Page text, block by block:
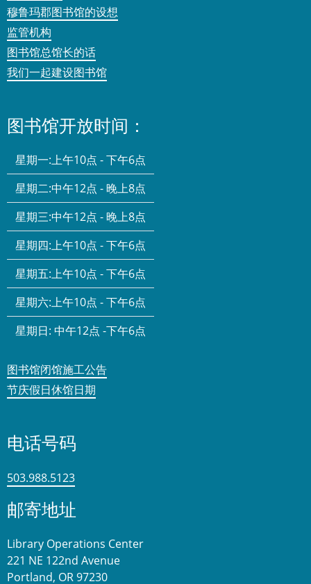
穆鲁玛郡图书馆的设想
监管机构
图书馆总馆长的话
我们一起建设图书馆
图书馆开放时间：
星期一:上午10点 - 下午6点
星期二:中午12点 - 晚上8点
星期三:中午12点 - 晚上8点
星期四:上午10点 - 下午6点
星期五:上午10点 - 下午6点
星期六:上午10点 - 下午6点
星期日: 中午12点 -下午6点
图书馆闭馆施工公告
节庆假日休馆日期
电话号码
503.988.5123
邮寄地址
Library Operations Center
221 NE 122nd Avenue
Portland, OR 97230